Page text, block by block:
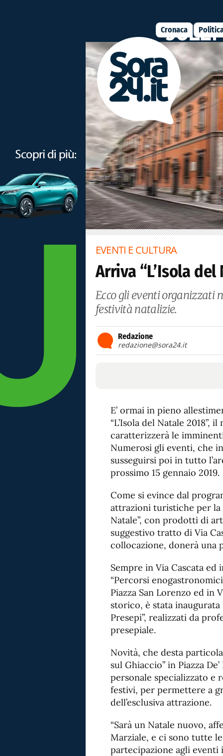
Cronaca
EVENTI E CULTURA
Arriva “L’Isola del
Ecco gli eventi organizzati
festività natalizie.
Redazione
redazione@sora24.it
E’ ormai in pieno
“L’Isola del Natale 2018”,
caratterizzerà le
Numerosi gli eventi, che
susseguirsi poi in tutto
prossimo 15 gennaio 2019.
Come si evince dal
attrazioni turistiche per
Natale”, con prodotti di
suggestivo tratto di Via
collocazione, donerà una
Sempre in Via Cascata ed
“Percorsi
Piazza San Lorenzo ed in
storico, è stata
Presepi”, realizzati da
presepiale.
Novità, che desta
sul Ghiaccio” in Piazza
personale specializzato e
festivi, per permettere a
dell’esclusiva attrazione.
“Sarà un Natale nuovo,
Marziale, e ci sono tutte
partecipazione agli